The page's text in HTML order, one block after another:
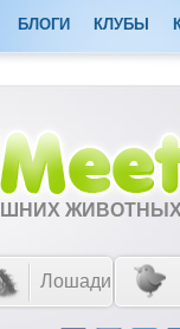
БЛОГИ КЛУБЫ
Лошади